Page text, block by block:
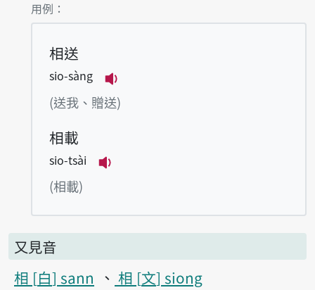
第2項釋義的
用例：
相送
sio-sàng
播放例句sio-sàng
(送我、贈送)
相載
sio-tsài
(相載)
又見音
相 白 sann 相 文 siong